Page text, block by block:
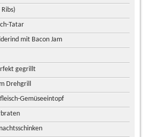
Tatar
mit Bacon Jam
gegrillt
Drehgrill
Gemüseeintopf